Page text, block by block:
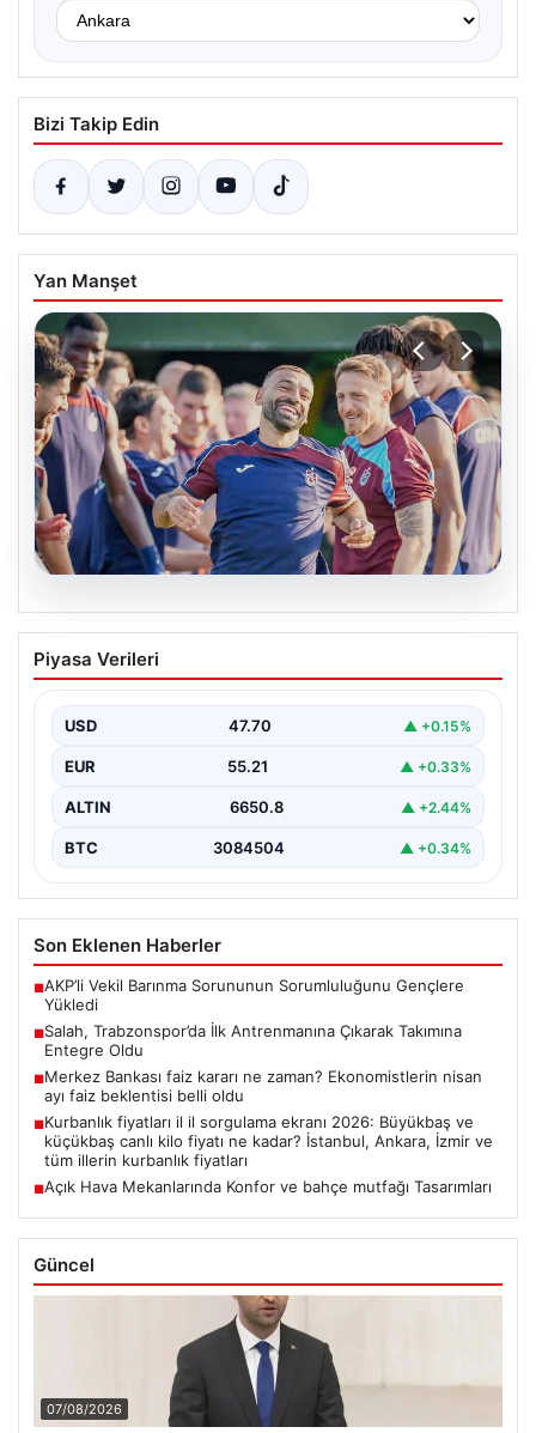
Bizi Takip Edin
Yan Manşet
06.08.2026
Salah, Trabzonspor’da İlk Antrenmanına
Çıkarak Takımına Entegre Oldu
bordo-mavili forma ile ilk resmi antrenmanına katılarak
taraftarların…
Piyasa Verileri
USD 47.70 ▲ +0.15%
EUR 55.21 ▲ +0.33%
ALTIN 6650.8 ▲ +2.44%
BTC 3084504 ▲ +0.34%
Son Eklenen Haberler
■AKP’li Vekil Barınma Sorununun Sorumluluğunu Gençlere
Yükledi
■Salah, Trabzonspor’da İlk Antrenmanına Çıkarak Takımına
Entegre Oldu
■Merkez Bankası faiz kararı ne zaman? Ekonomistlerin nisan
ayı faiz beklentisi belli oldu
■Kurbanlık fiyatları il il sorgulama ekranı 2026: Büyükbaş ve
küçükbaş canlı kilo fiyatı ne kadar? İstanbul, Ankara, İzmir ve
tüm illerin kurbanlık fiyatları
■Açık Hava Mekanlarında Konfor ve bahçe mutfağı Tasarımları
Güncel
07/08/2026